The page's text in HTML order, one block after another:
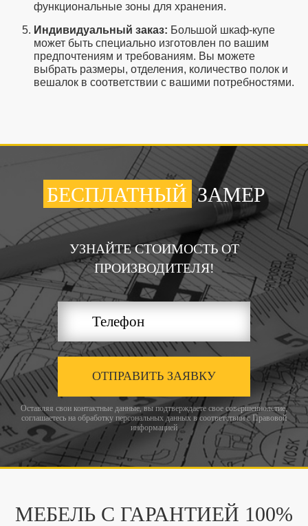
функциональные зоны для хранения.
Индивидуальный заказ: Большой шкаф-купе
может быть специально изготовлен по вашим
предпочтениям и требованиям. Вы можете
выбрать размеры, отделения, количество полок и
вешалок в соответствии с вашими потребностями.
БЕСПЛАТНЫЙ ЗАМЕР
УЗНАЙТЕ СТОИМОСТЬ ОТ
ПРОИЗВОДИТЕЛЯ!
ОТПРАВИТЬ ЗАЯВКУ
Оставляя свои контактные данные, вы подтверждаете свое совершеннолетие,
соглашаетесь на обработку персональных данных в соответствии с Правовой
информацией
МЕБЕЛЬ С ГАРАНТИЕЙ 100%